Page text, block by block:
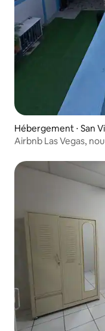
Hébergement ⋅ San
Airbnb Las Vegas,